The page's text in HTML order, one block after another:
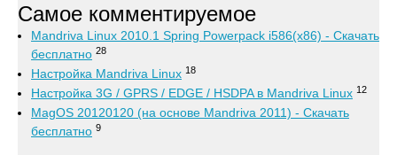
Самое комментируемое
Mandriva Linux 2010.1 Spring Powerpack i586(x86) - Скачать
бесплатно 28
Настройка Mandriva Linux 18
Настройка 3G / GPRS / EDGE / HSDPA в Mandriva Linux 12
MagOS 20120120 (на основе Mandriva 2011) - Скачать
бесплатно 9